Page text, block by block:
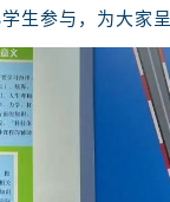
生参与，为大家